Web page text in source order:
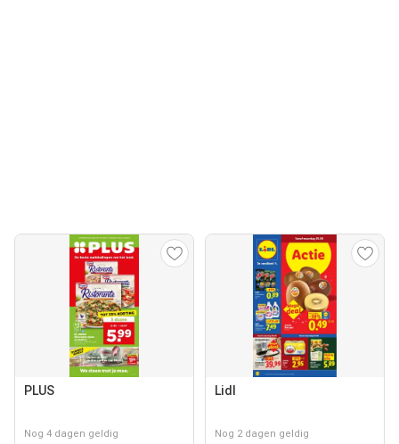
PLUS
Nog 4 dagen geldig
Lidl
Nog 2 dagen geldig